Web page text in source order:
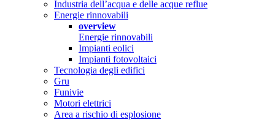
Industria dell’acqua e delle acque reflue
Energie rinnovabili
overview
Energie rinnovabili
Impianti eolici
Impianti fotovoltaici
Tecnologia degli edifici
Gru
Funivie
Motori elettrici
Area a rischio di esplosione